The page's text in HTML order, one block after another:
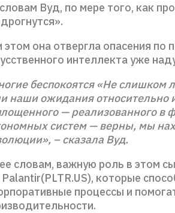
Вуд, по мере того, как
этом она отвергла опасения по
интеллекта уже
беспокоятся «Не слишком
наши ожидания относительно
— реализованного в
систем — верны, мы
– сказала Вуд.
словам, важную роль в этом
которые
процессы и